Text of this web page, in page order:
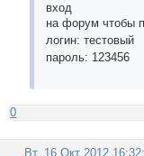
вход
на форум чтобы
логин: тестовый
пароль: 123456
0
Вт, 16 Окт 2012